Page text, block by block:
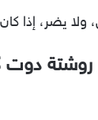
ولا يضر، إذا
روشتة